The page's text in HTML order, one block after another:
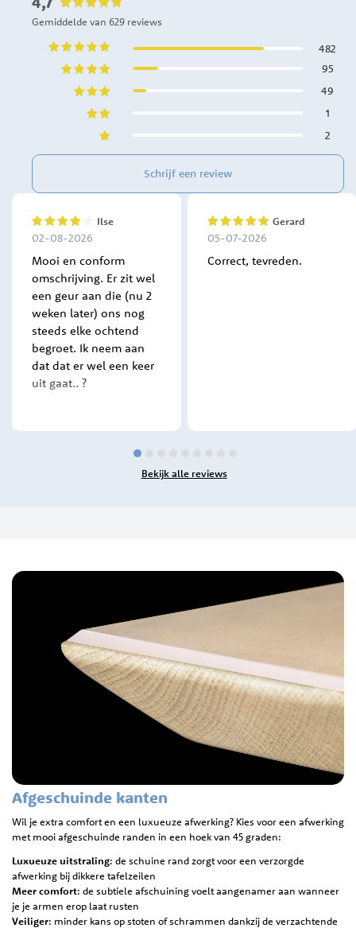
Gemiddelde van 629 reviews
482
95
49
1
2
Schrijf een review
Ilse
02-08-2026
Mooi en conform
omschrijving. Er zit wel
een geur aan die (nu 2
weken later) ons nog
steeds elke ochtend
begroet. Ik neem aan
dat dat er wel een keer
uit gaat.. ?
Gerard
05-07-2026
Correct, tevreden.
Bekijk alle reviews
Afgeschuinde kanten
Wil je extra comfort en een luxueuze afwerking? Kies voor een afwerking
met mooi afgeschuinde randen in een hoek van 45 graden:
Luxueuze uitstraling: de schuine rand zorgt voor een verzorgde
afwerking bij dikkere tafelzeilen
Meer comfort: de subtiele afschuining voelt aangenamer aan wanneer
je je armen erop laat rusten
Veiliger: minder kans op stoten of schrammen dankzij de verzachtende